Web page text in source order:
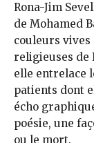
Rona-Jim
de Mohamed
couleurs vives
religieuses de
elle entrelace
patients dont
écho
poésie, une
ou le mort.